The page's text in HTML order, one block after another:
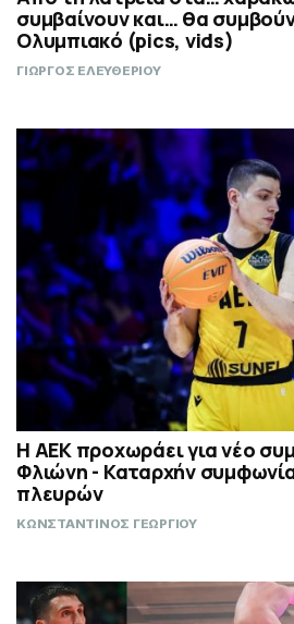
συμβαίνουν και… θα
Ολυμπιακό (pics, vids)
ΓΙΩΡΓΟΣ ΕΛΕΥΘΕΡΙΟΥ
Η ΑΕΚ προχωράει για νέο
Φλιώνη - Καταρχήν
πλευρών
ΚΩΝΣΤΑΝΤΙΝΟΣ ΓΕΩΡΓΙΟΥ